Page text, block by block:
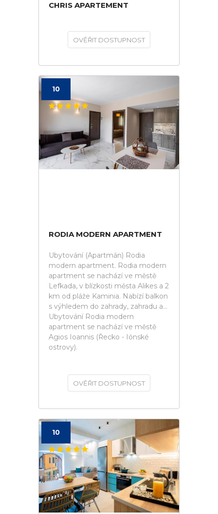
CHRIS APARTEMENT
OVĚŘIT DOSTUPNOST
10
RODIA MODERN APARTMENT
Ubytování (Apartmán) Rodia
modern apartment. Rodia modern
apartment se nachází ve městě
Lefkada, v blízkosti města Alikes a 2
km od pláže Kaminia. Nabízí balkon
s výhledem do zahrady, zahradu a...
Ubytování Rodia modern
apartment se nachází ve městě
Agios Ioannis (Řecko - Iónské
ostrovy).
OVĚŘIT DOSTUPNOST
10